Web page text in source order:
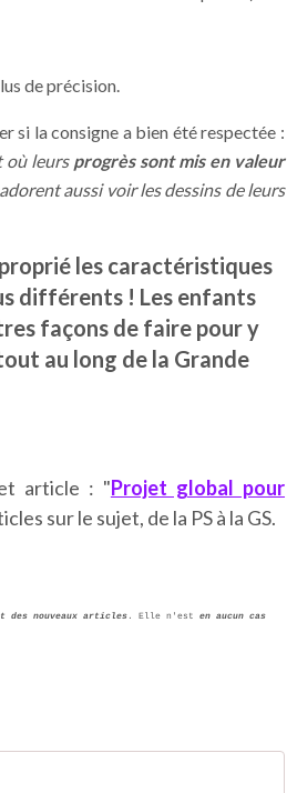
de précision.
si la consigne a bien été respectée :
où leurs progrès sont mis en valeur
aussi voir les dessins de leurs
les caractéristiques
différents ! Les enfants
façons de faire pour y
au long de la Grande
article : "Projet global pour
sur le sujet, de la PS à la GS.
des nouveaux articles. Elle n'est en aucun cas